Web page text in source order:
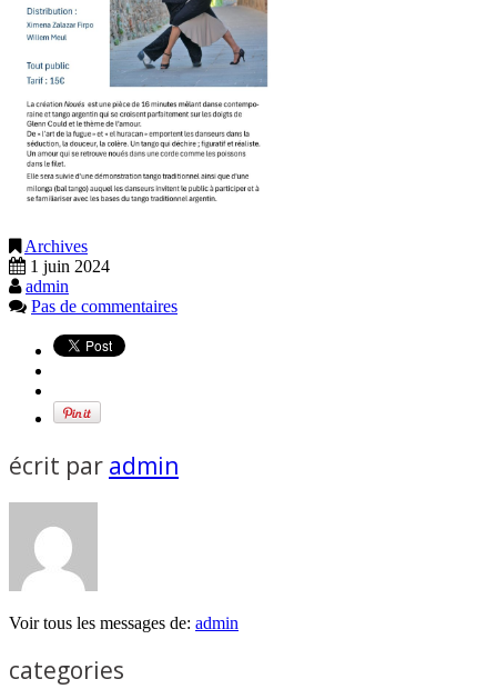
Archives
1 juin 2024
admin
Pas de commentaires
écrit par admin
Voir tous les messages de: admin
categories